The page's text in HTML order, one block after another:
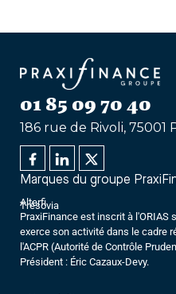
01 85 09 70 40
186 rue de Rivoli, 75001
Marques du groupe
Alterfi
Trésovia
PraxiFinance est inscrit à l'ORIAS
exerce son activité dans le cadre
l'ACPR (Autorité de Contrôle
Président : Éric Cazaux-Devy.